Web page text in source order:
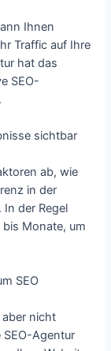
Ihnen
Traffic auf Ihre
hat das
SEO-
sichtbar
ab, wie
in der
der Regel
Monate, um
SEO
nicht
Agentur